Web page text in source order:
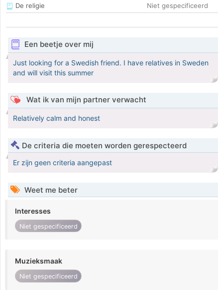
De religie
Niet gespecificeerd
Een beetje over mij
Just looking for a Swedish friend. I have relatives in Sweden
and will visit this summer
Wat ik van mijn partner verwacht
Relatively calm and honest
De criteria die moeten worden gerespecteerd
Er zijn geen criteria aangepast
Weet me beter
Interesses
Niet gespecificeerd
Muzieksmaak
Niet gespecificeerd